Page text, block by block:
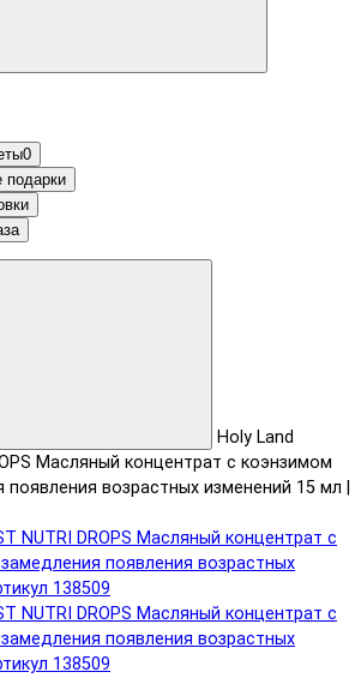
0
подарки
Holy Land
Масляный концентрат с коэнзимом
возрастных изменений 15 мл |